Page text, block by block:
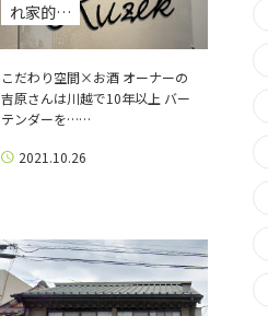
れ家的…
こだわり空間×お酒 オーナーの
吉原さんは川越で10年以上 バー
テンダーを……
2021.10.26